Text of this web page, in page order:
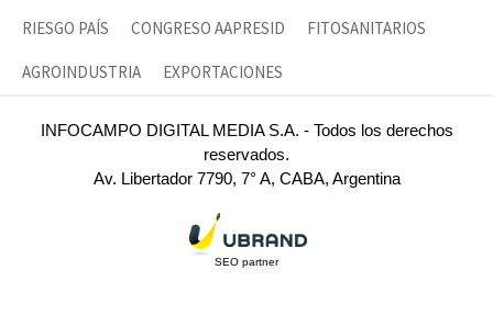
RIESGO PAÍS CONGRESO AAPRESID FITOSANITARIOS
AGROINDUSTRIA EXPORTACIONES
INFOCAMPO DIGITAL MEDIA S.A. - Todos los derechos
reservados.
Av. Libertador 7790, 7° A, CABA, Argentina
SEO partner